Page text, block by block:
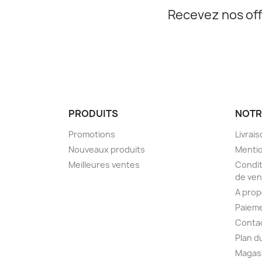
Recevez nos
PRODUITS
Promotions
Nouveaux produits
Meilleures ventes
de
A
Plan